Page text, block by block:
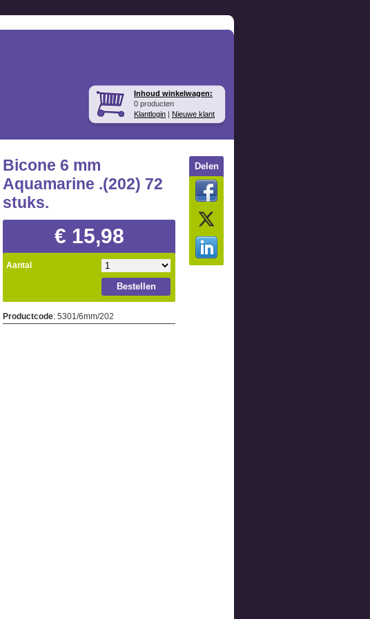
Inhoud winkelwagen:
0 producten
Klantlogin | Nieuwe klant
Bicone 6 mm
Aquamarine .(202) 72
stuks.
€ 15,98
Aantal
Bestellen
Productcode: 5301/6mm/202
Delen